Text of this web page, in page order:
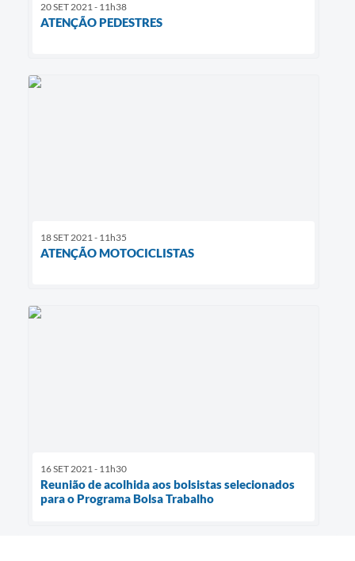
20 SET 2021 - 11h38
ATENÇÃO PEDESTRES
18 SET 2021 - 11h35
ATENÇÃO MOTOCICLISTAS
16 SET 2021 - 11h30
Reunião de acolhida aos bolsistas selecionados
para o Programa Bolsa Trabalho